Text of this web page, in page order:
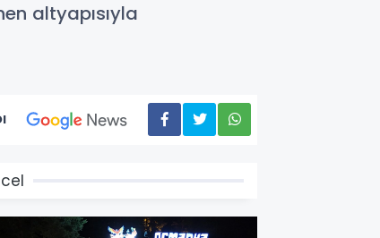
altyapısıyla